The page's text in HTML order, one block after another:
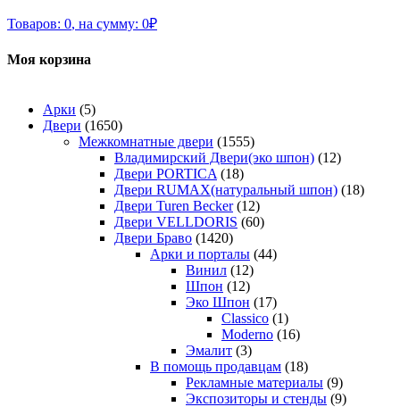
Товаров: 0, на сумму: 0₽
Моя корзина
Арки (5)
Двери (1650)
Межкомнатные двери (1555)
Владимирский Двери(эко шпон) (12)
Двери PORTICA (18)
Двери RUMAX(натуральный шпон) (18)
Двери Turen Becker (12)
Двери VELLDORIS (60)
Двери Браво (1420)
Арки и порталы (44)
Винил (12)
Шпон (12)
Эко Шпон (17)
Classico (1)
Moderno (16)
Эмалит (3)
В помощь продавцам (18)
Рекламные материалы (9)
Экспозиторы и стенды (9)